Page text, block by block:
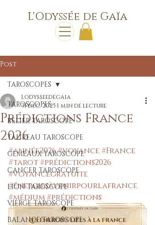
L'Odyssée de Gaïa
Post
TAROSCOPES
BELIER TAROSCOPE
TAUREAU TAROSCOPE
GEMEAUX TAROSCOPE
CANCER TAROSCOPE
LION TAROSCOPE
VIERGE TAROSCOPE
BALANCE TAROSCOPE
TAROSCOPES
Prédictions France
2026
lodysseedegaia
31 déc. 2025 1 min de lecture
#année2026 #voyance #France
#tarot#prédictions2026
#voyancegratuite
#énergiesàvenirpourlafrance
#médium#prédictions